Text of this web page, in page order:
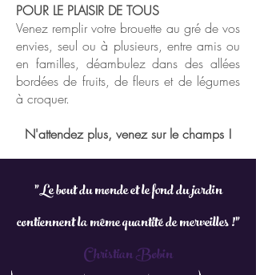
POUR LE PLAISIR DE TOUS
Venez remplir votre brouette au gré de vos
envies, seul ou à plusieurs, entre amis ou
en familles, déambulez dans des allées
bordées de fruits, de fleurs et de légumes
à croquer.
N'attendez plus, venez sur le champs !
"Le bout du monde et le fond du jardin
contiennent la même quantité de merveilles !"
Christian Bobin